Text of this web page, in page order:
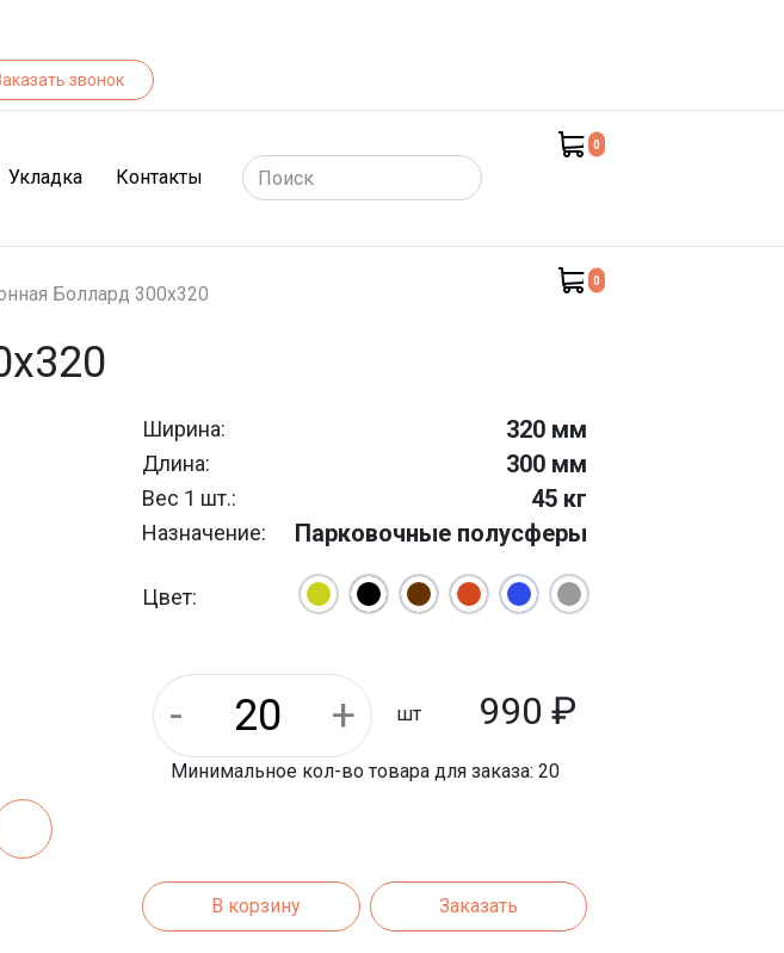
звонок
Укладка Контакты (Контакты)
0
0
Боллард 300х320
Ширина: 320 мм
Длина: 300 мм
Вес 1 шт.: 45 кг
Назначение: Парковочные полусферы
Цвет:
шт 990 ₽
Минимальное кол-во товара для заказа: 20
В корзину Заказать